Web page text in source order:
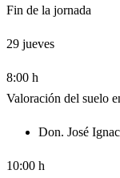
Fin de la jornada
29 jueves
8:00 h
Valoración del suelo
Don. José
10:00 h